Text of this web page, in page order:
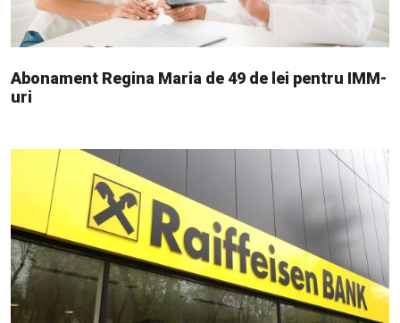
Abonament Regina Maria de 49 de lei pentru IMM-
uri